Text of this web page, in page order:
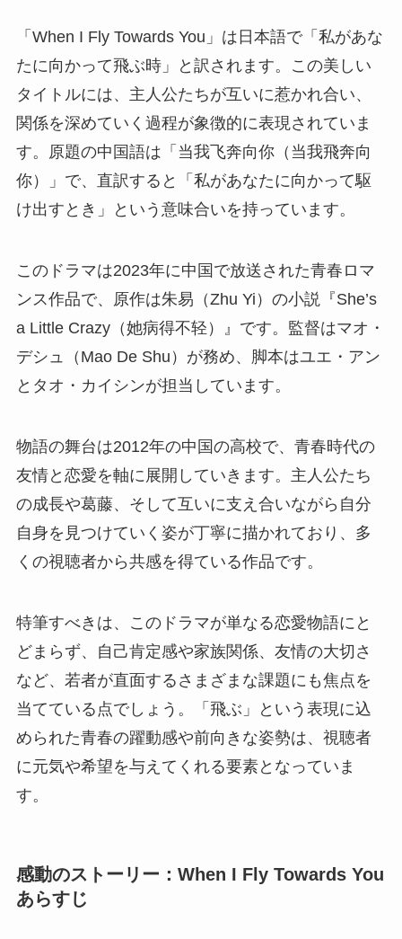
「When I Fly Towards You」は日本語で「私があな
たに向かって飛ぶ時」と訳されます。この美しい
タイトルには、主人公たちが互いに惹かれ合い、
関係を深めていく過程が象徴的に表現されていま
す。原題の中国語は「当我飞奔向你（当我飛奔向
你）」で、直訳すると「私があなたに向かって駆
け出すとき」という意味合いを持っています。
このドラマは2023年に中国で放送された青春ロマ
ンス作品で、原作は朱易（Zhu Yi）の小説『She’s
a Little Crazy（她病得不轻）』です。監督はマオ・
デシュ（Mao De Shu）が務め、脚本はユエ・アン
とタオ・カイシンが担当しています。
物語の舞台は2012年の中国の高校で、青春時代の
友情と恋愛を軸に展開していきます。主人公たち
の成長や葛藤、そして互いに支え合いながら自分
自身を見つけていく姿が丁寧に描かれており、多
くの視聴者から共感を得ている作品です。
特筆すべきは、このドラマが単なる恋愛物語にと
どまらず、自己肯定感や家族関係、友情の大切さ
など、若者が直面するさまざまな課題にも焦点を
当てている点でしょう。「飛ぶ」という表現に込
められた青春の躍動感や前向きな姿勢は、視聴者
に元気や希望を与えてくれる要素となっていま
す。
感動のストーリー：When I Fly Towards You
あらすじ